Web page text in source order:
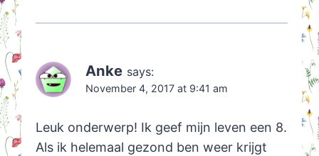
Anke says:
November 4, 2017 at 9:41 am
Leuk onderwerp! Ik geef mijn leven een 8.
Als ik helemaal gezond ben weer krijgt